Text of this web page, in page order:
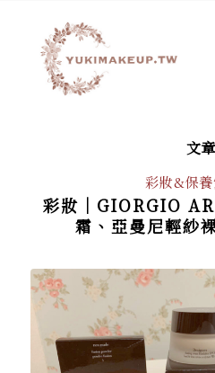
文章
彩妝&保
彩妝｜GIORGIO
霜、亞曼尼輕紗